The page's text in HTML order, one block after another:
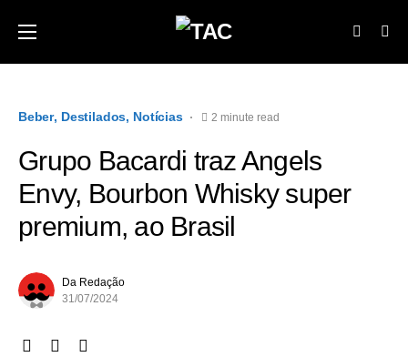
Beber Destilados Notícias 2 minute read
Grupo Bacardi traz Angels
Envy, Bourbon Whisky super
premium, ao Brasil
Da Redação
31/07/2024